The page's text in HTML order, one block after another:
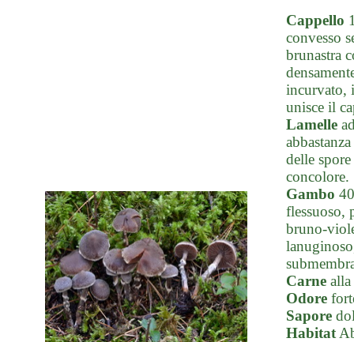
Cappello
convesso
brunastra
incurvato,
unisce il
Lamelle
delle
concolore.
Gambo
flessuoso,
bruno-
Carne
Odore
Sapore
Habitat